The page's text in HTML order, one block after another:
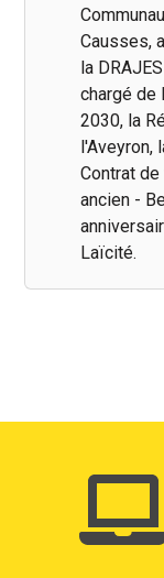
Causses,
la
chargé de
2030, la
l'Aveyron,
Contrat
ancien -
Laïcité.